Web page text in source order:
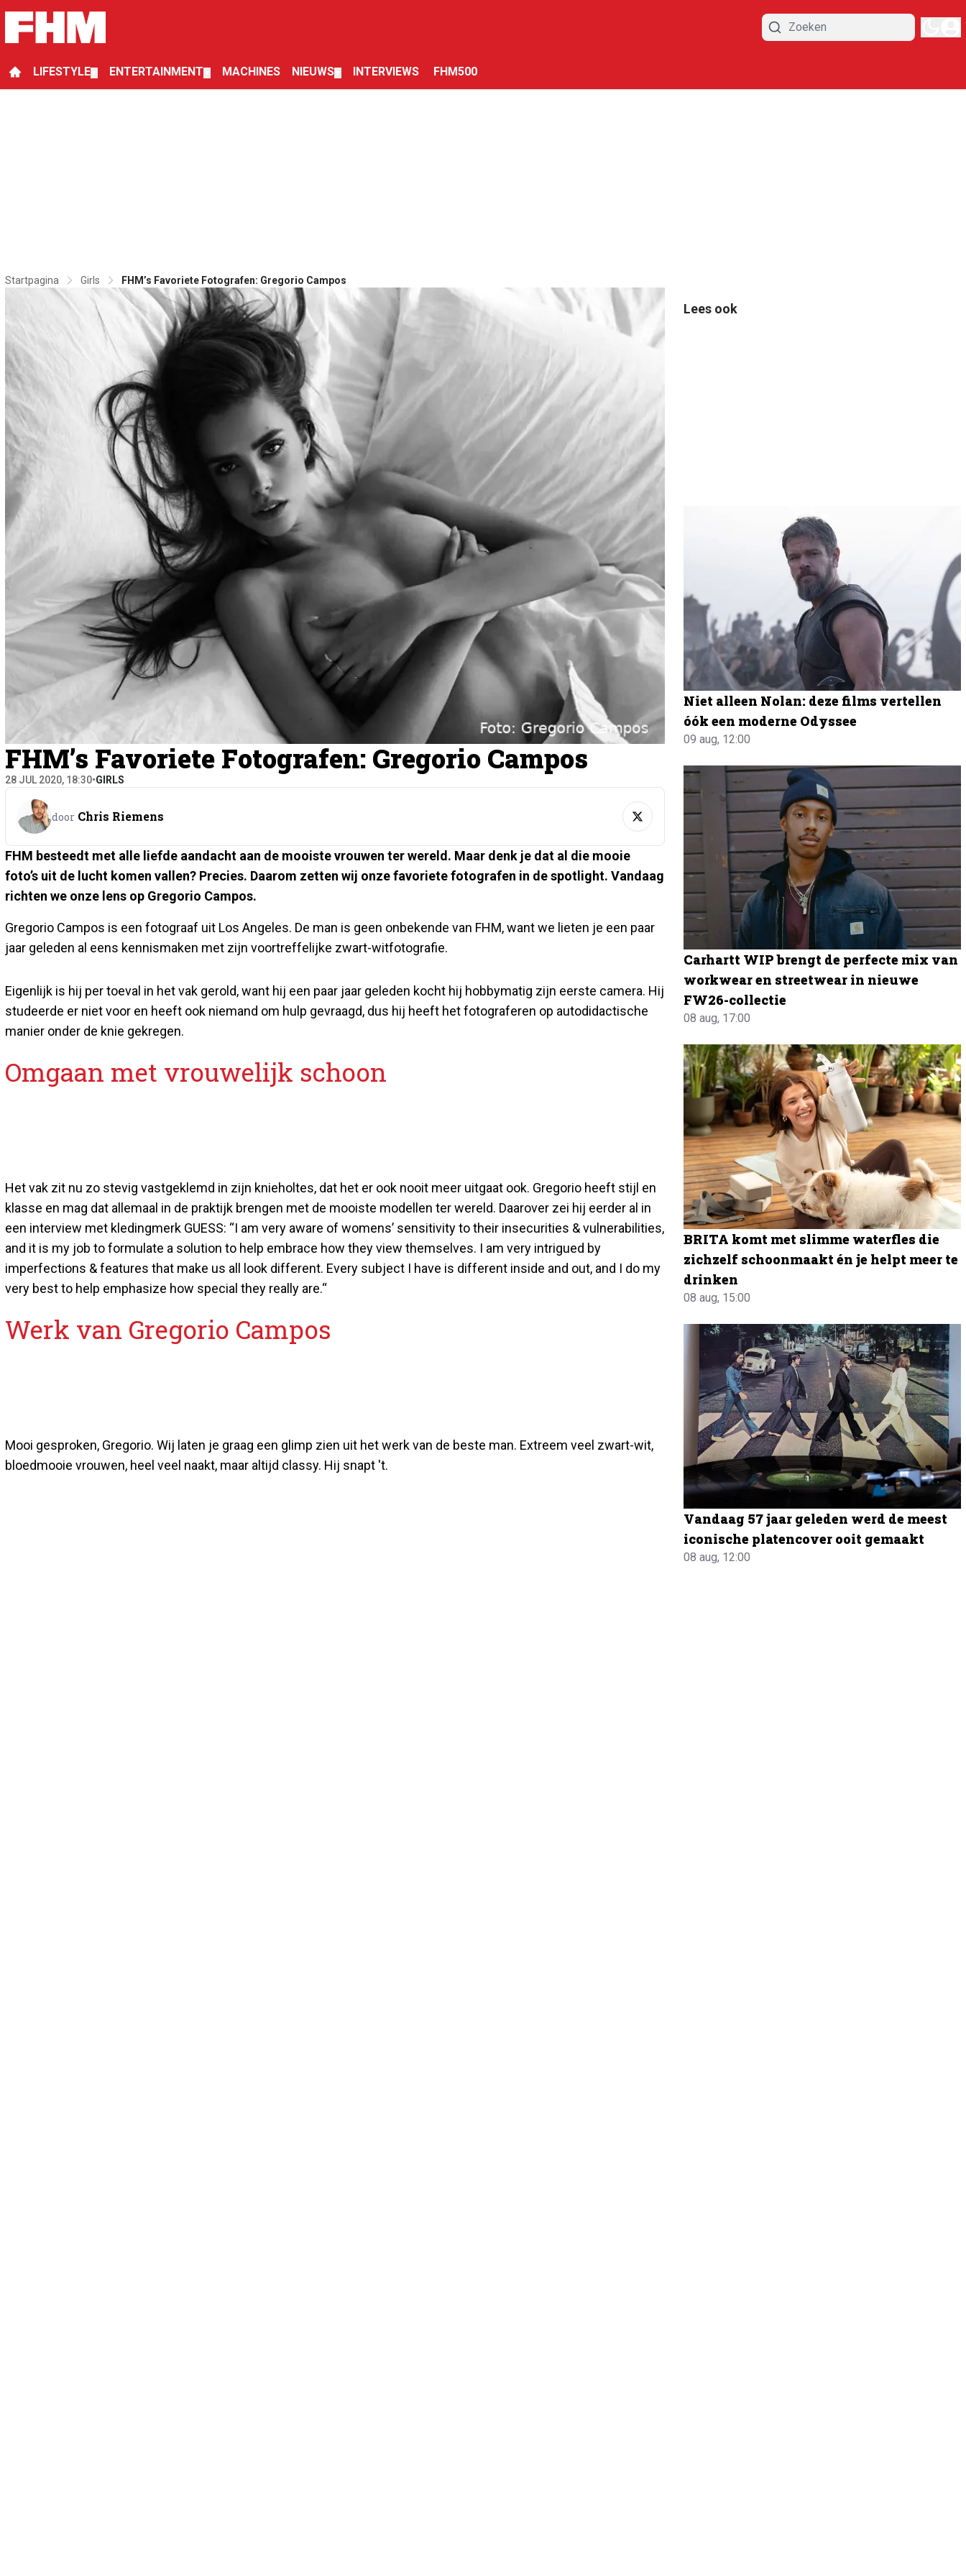
LIFESTYLE ENTERTAINMENT MACHINES NIEUWS INTERVIEWS FHM500
Startpagina Girls FHM’s Favoriete Fotografen: Gregorio Campos
FHM’s Favoriete Fotografen: Gregorio Campos
28 JUL 2020, 18:30•GIRLS
door Chris Riemens
FHM besteedt met alle liefde aandacht aan de mooiste vrouwen ter wereld. Maar denk je dat al die mooie
foto’s uit de lucht komen vallen? Precies. Daarom zetten wij onze favoriete fotografen in de spotlight. Vandaag
richten we onze lens op Gregorio Campos.
Gregorio Campos is een fotograaf uit Los Angeles. De man is geen onbekende van FHM, want we lieten je een paar
jaar geleden al eens kennismaken met zijn voortreffelijke zwart-witfotografie.
Eigenlijk is hij per toeval in het vak gerold, want hij een paar jaar geleden kocht hij hobbymatig zijn eerste camera. Hij
studeerde er niet voor en heeft ook niemand om hulp gevraagd, dus hij heeft het fotograferen op autodidactische
manier onder de knie gekregen.
Omgaan met vrouwelijk schoon
Het vak zit nu zo stevig vastgeklemd in zijn knieholtes, dat het er ook nooit meer uitgaat ook. Gregorio heeft stijl en
klasse en mag dat allemaal in de praktijk brengen met de mooiste modellen ter wereld. Daarover zei hij eerder al in
een interview met kledingmerk GUESS: “I am very aware of womens’ sensitivity to their insecurities & vulnerabilities,
and it is my job to formulate a solution to help embrace how they view themselves. I am very intrigued by
imperfections & features that make us all look different. Every subject I have is different inside and out, and I do my
very best to help emphasize how special they really are.“
Werk van Gregorio Campos
Mooi gesproken, Gregorio. Wij laten je graag een glimp zien uit het werk van de beste man. Extreem veel zwart-wit,
bloedmooie vrouwen, heel veel naakt, maar altijd classy. Hij snapt 't.
Lees ook
Niet alleen Nolan: deze films vertellen
óók een moderne Odyssee
09 aug, 12:00
Carhartt WIP brengt de perfecte mix van
workwear en streetwear in nieuwe
FW26-collectie
08 aug, 17:00
BRITA komt met slimme waterfles die
zichzelf schoonmaakt én je helpt meer te
drinken
08 aug, 15:00
Vandaag 57 jaar geleden werd de meest
iconische platencover ooit gemaakt
08 aug, 12:00